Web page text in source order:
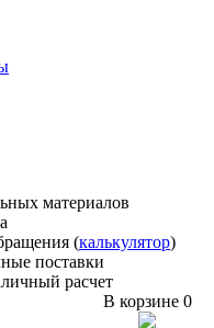
материалов
(калькулятор)
поставки
расчет
В корзине 0